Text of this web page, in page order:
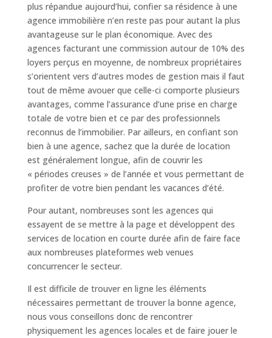
plus répandue aujourd’hui, confier sa résidence à une
agence immobilière n’en reste pas pour autant la plus
avantageuse sur le plan économique. Avec des
agences facturant une commission autour de 10% des
loyers perçus en moyenne, de nombreux propriétaires
s’orientent vers d’autres modes de gestion mais il faut
tout de même avouer que celle-ci comporte plusieurs
avantages, comme l’assurance d’une prise en charge
totale de votre bien et ce par des professionnels
reconnus de l’immobilier. Par ailleurs, en confiant son
bien à une agence, sachez que la durée de location
est généralement longue, afin de couvrir les
« périodes creuses » de l’année et vous permettant de
profiter de votre bien pendant les vacances d’été.
Pour autant, nombreuses sont les agences qui
essayent de se mettre à la page et développent des
services de location en courte durée afin de faire face
aux nombreuses plateformes web venues
concurrencer le secteur.
Il est difficile de trouver en ligne les éléments
nécessaires permettant de trouver la bonne agence,
nous vous conseillons donc de rencontrer
physiquement les agences locales et de faire jouer le